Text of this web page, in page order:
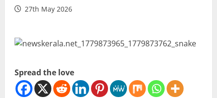
27th May 2026
Spread the love